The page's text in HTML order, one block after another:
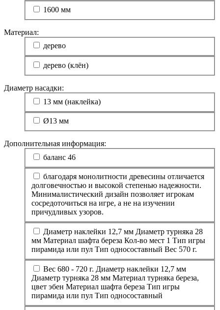
1600 мм
Материал:
дерево
дерево (клён)
Диаметр насадки:
13 мм (наклейка)
Ø13 мм
Дополнительная информация:
баланс 46
благодаря монолитности древесины отличается
долговечностью и высокой степенью надежности.
Минималистический дизайн позволяет игрокам
сосредоточиться на игре, а не на изучении
причудливых узоров.
Диаметр наклейки 12,7 мм Диаметр турняка 28
мм Материал шафта береза Кол-во мест 1 Тип игры
пирамида или пул Тип односоставный Вес 570 г.
Вес 680 - 720 г. Диаметр наклейки 12,7 мм
Диаметр турняка 28 мм Материал турняка береза,
цвет эбен Материал шафта береза Тип игры
пирамида или пул Тип односоставный